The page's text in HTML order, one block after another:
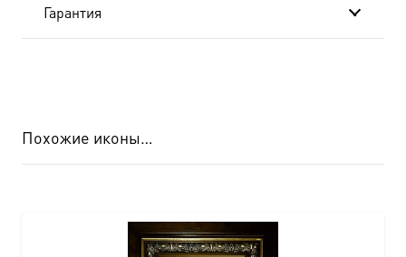
Гарантия
Похожие иконы…